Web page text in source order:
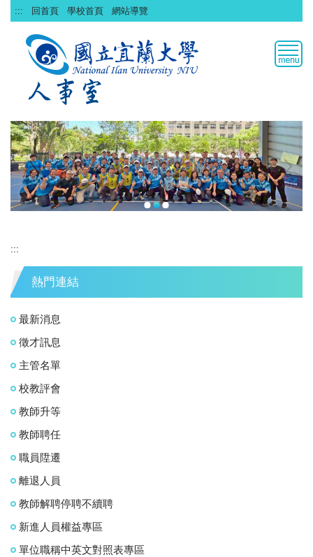
跳
到
::: 回首頁 學校首頁 網站導覽
:::
熱門連結
最新消息
徵才訊息
主管名單
校教評會
教師升等
教師聘任
職員陞遷
離退人員
教師解聘停聘不續聘
新進人員權益專區
單位職稱中英文對照表專區